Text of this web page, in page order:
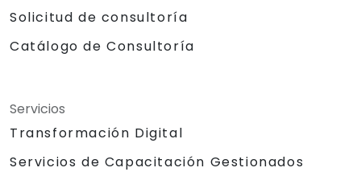
Solicitud de consultoría
Catálogo de Consultoría
Servicios
Transformación Digital
Servicios de Capacitación Gestionados